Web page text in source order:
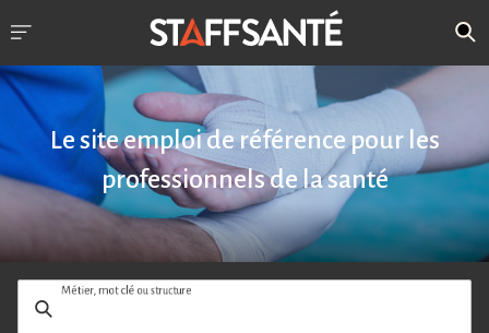
Le site emploi de référence pour les
professionnels de la santé
Métier, mot clé ou structure